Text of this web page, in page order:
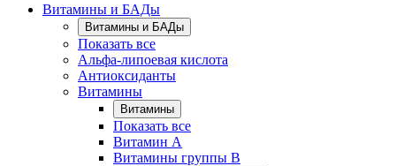
Витамины и БАДы
Витамины и БАДы
Показать все
Альфа-липоевая кислота
Антиоксиданты
Витамины
Витамины
Показать все
Витамин A
Витамины группы B